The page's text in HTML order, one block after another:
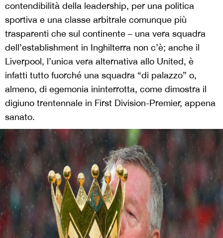
contendibilità della leadership, per una politica
sportiva e una classe arbitrale comunque più
trasparenti che sul continente – una vera squadra
dell’establishment in Inghilterra non c’è; anche il
Liverpool, l’unica vera alternativa allo United, è
infatti tutto fuorché una squadra “di palazzo” o,
almeno, di egemonia ininterrotta, come dimostra il
digiuno trentennale in First Division-Premier, appena
sanato.